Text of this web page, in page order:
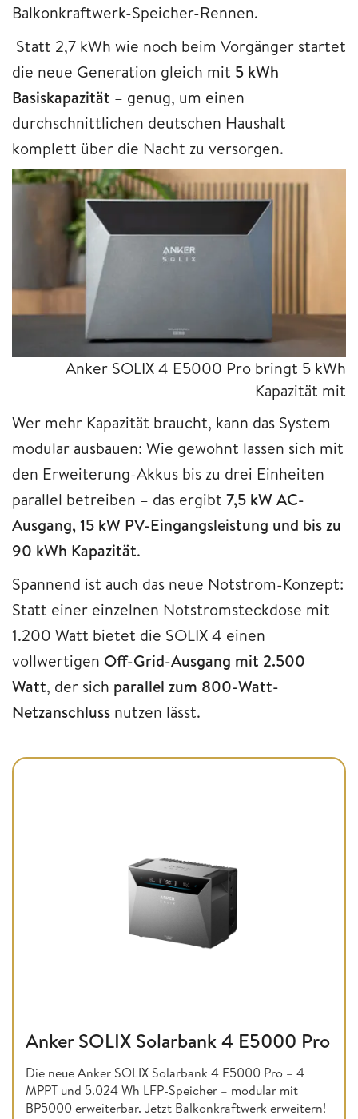
Balkonkraftwerk-Speicher-Rennen.
Statt 2,7 kWh wie noch beim Vorgänger startet
die neue Generation gleich mit 5 kWh
Basiskapazität – genug, um einen
durchschnittlichen deutschen Haushalt
komplett über die Nacht zu versorgen.
Anker SOLIX 4 E5000 Pro bringt 5 kWh
Kapazität mit
Wer mehr Kapazität braucht, kann das System
modular ausbauen: Wie gewohnt lassen sich mit
den Erweiterung-Akkus bis zu drei Einheiten
parallel betreiben – das ergibt 7,5 kW AC-
Ausgang, 15 kW PV-Eingangsleistung und bis zu
90 kWh Kapazität.
Spannend ist auch das neue Notstrom-Konzept:
Statt einer einzelnen Notstromsteckdose mit
1.200 Watt bietet die SOLIX 4 einen
vollwertigen Off-Grid-Ausgang mit 2.500
Watt, der sich parallel zum 800-Watt-
Netzanschluss nutzen lässt.
Anker SOLIX Solarbank 4 E5000 Pro
Die neue Anker SOLIX Solarbank 4 E5000 Pro – 4
MPPT und 5.024 Wh LFP-Speicher – modular mit
BP5000 erweiterbar. Jetzt Balkonkraftwerk erweitern!